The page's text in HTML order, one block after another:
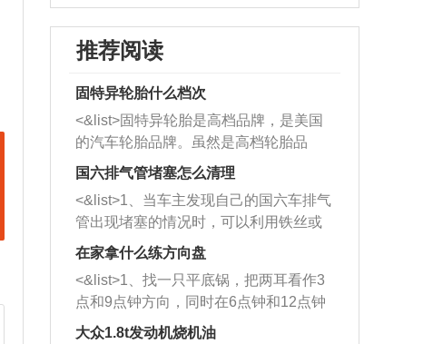
推荐阅读
固特异轮胎什么档次
<&list>固特异轮胎是高档品牌，是美国
的汽车轮胎品牌。虽然是高档轮胎品
牌，但是中高低端的轮胎都有生产，这
也是为了更好的开拓市场。
国六排气管堵塞怎么清理
<&list>1、当车主发现自己的国六车排气
管出现堵塞的情况时，可以利用铁丝或
者是细棍，直接将杂物给取出来，如果
堵塞情况比较严重，也可以采取应急措
施。 <&list>2、直接利用木棍将所有的
杂物推到排气管里面的位置处，然后将
三元催化器拆解开，就可以将堵塞的东
在家拿什么练方向盘
<&list>1、找一只平底锅，把两耳看作3
点和9点钟方向，同时在6点钟和12点钟
方向做一个标记。 <&list>2、双手握住
大众1.8t发动机烧机油